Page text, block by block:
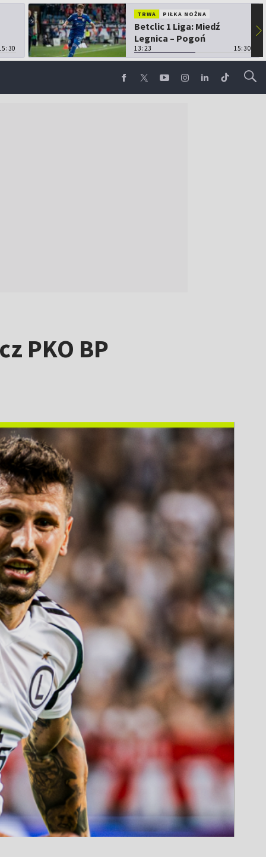
TRWA PIŁKA NOŻNA
Betclic 1 Liga: Miedź
Legnica – Pogoń
Grodzisk Mazowiecki
13:23 15:30
▶
PKO BP